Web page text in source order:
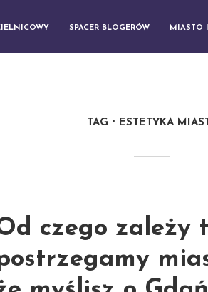
SPACER BLOGERÓW MIASTO
TAG ESTETYKA
czego zależy